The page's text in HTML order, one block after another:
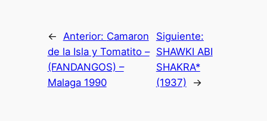
← Anterior: Camaron
de la Isla y Tomatito –
(FANDANGOS) –
Malaga 1990
Siguiente:
SHAWKI ABI
SHAKRA*
(1937)
→